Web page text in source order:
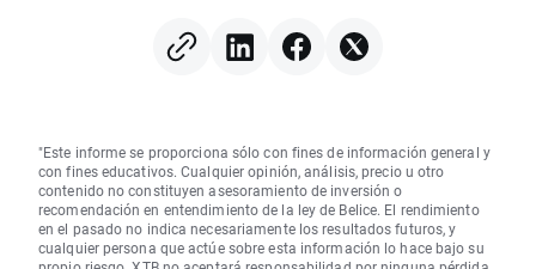
"Este informe se proporciona sólo con fines de información general y
con fines educativos. Cualquier opinión, análisis, precio u otro
contenido no constituyen asesoramiento de inversión o
recomendación en entendimiento de la ley de Belice. El rendimiento
en el pasado no indica necesariamente los resultados futuros, y
cualquier persona que actúe sobre esta información lo hace bajo su